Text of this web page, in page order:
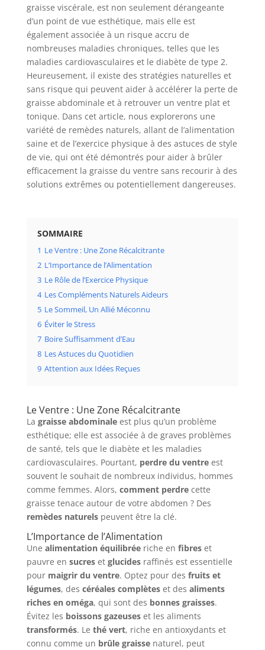
graisse viscérale, est non seulement dérangeante
d’un point de vue esthétique, mais elle est
également associée à un risque accru de
nombreuses maladies chroniques, telles que les
maladies cardiovasculaires et le diabète de type 2.
Heureusement, il existe des stratégies naturelles et
sans risque qui peuvent aider à accélérer la perte de
graisse abdominale et à retrouver un ventre plat et
tonique. Dans cet article, nous explorerons une
variété de remèdes naturels, allant de l’alimentation
saine et de l’exercice physique à des astuces de style
de vie, qui ont été démontrés pour aider à brûler
efficacement la graisse du ventre sans recourir à des
solutions extrêmes ou potentiellement dangereuses.
SOMMAIRE
1 Le Ventre : Une Zone Récalcitrante
2 L’Importance de l’Alimentation
3 Le Rôle de l’Exercice Physique
4 Les Compléments Naturels Aideurs
5 Le Sommeil, Un Allié Méconnu
6 Éviter le Stress
7 Boire Suffisamment d’Eau
8 Les Astuces du Quotidien
9 Attention aux Idées Reçues
Le Ventre : Une Zone Récalcitrante
La graisse abdominaleest plus qu’un problème
esthétique; elle est associée à de graves problèmes
de santé, tels que le diabète et les maladies
cardiovasculaires. Pourtant, perdre du ventreest
souvent le souhait de nombreux individus, hommes
comme femmes. Alors, comment perdrecette
graisse tenace autour de votre abdomen ? Des
remèdes naturelspeuvent être la clé.
L’Importance de l’Alimentation
Une alimentation équilibréeriche en fibreset
pauvre en sucreset glucidesraffinés est essentielle
pour maigrir du ventre. Optez pour des fruits et
légumes, des céréales complèteset des aliments
riches en oméga, qui sont des bonnes graisses.
Évitez les boissons gazeuseset les aliments
transformés. Le thé vert, riche en antioxydants et
connu comme un brûle graissenaturel, peut